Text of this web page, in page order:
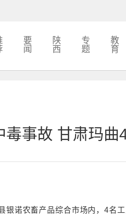
要
闻
陕
西
专
题
教
育
毒事故 甘肃玛曲
银诺农畜产品综合市场内，4名